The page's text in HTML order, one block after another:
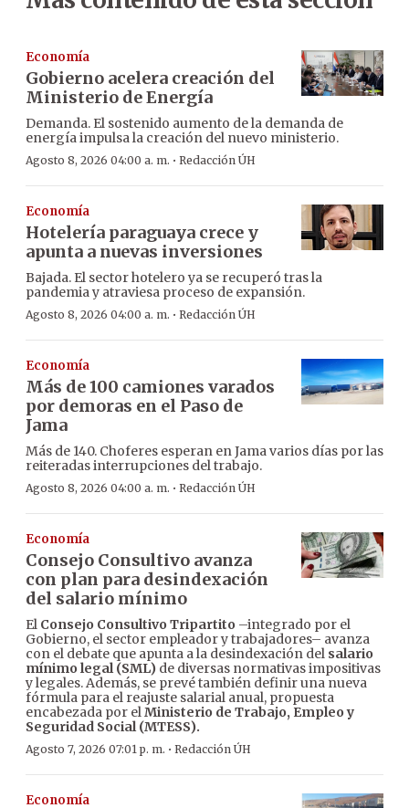
Economía
Gobierno acelera creación del
Ministerio de Energía
Demanda. El sostenido aumento de la demanda de
energía impulsa la creación del nuevo ministerio.
Agosto 8, 2026 04:00 a. m. · Redacción ÚH
Economía
Hotelería paraguaya crece y
apunta a nuevas inversiones
Bajada. El sector hotelero ya se recuperó tras la
pandemia y atraviesa proceso de expansión.
Agosto 8, 2026 04:00 a. m. · Redacción ÚH
Economía
Más de 100 camiones varados
por demoras en el Paso de
Jama
Más de 140. Choferes esperan en Jama varios días por las
reiteradas interrupciones del trabajo.
Agosto 8, 2026 04:00 a. m. · Redacción ÚH
Economía
Consejo Consultivo avanza
con plan para desindexación
del salario mínimo
El Consejo Consultivo Tripartito –integrado por el
Gobierno, el sector empleador y trabajadores– avanza
con el debate que apunta a la desindexación del salario
mínimo legal (SML) de diversas normativas impositivas
y legales. Además, se prevé también definir una nueva
fórmula para el reajuste salarial anual, propuesta
encabezada por elMinisterio de Trabajo, Empleo y
Seguridad Social (MTESS).
Agosto 7, 2026 07:01 p. m. · Redacción ÚH
Economía